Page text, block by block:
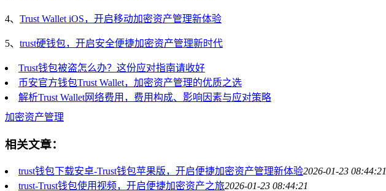
4、 Trust Wallet iOS，开启移动加密资产管理新体验
5、 trust硬钱包，开启安全便捷加密资产管理新时代
Trust钱包被盗怎么办？这份应对指南请收好
币安官方钱包Trust Wallet，加密资产管理的优质之选
解析Trust Wallet网络费用，费用构成、影响因素与应对策略
加密资产管理
相关文章：
trust钱包下载安卓-Trust钱包苹果版，开启便捷加密资产管理新体验2026-01-23 08:44:21
trust-Trust钱包使用视频，开启便捷加密资产之旅2026-01-23 08:44:21